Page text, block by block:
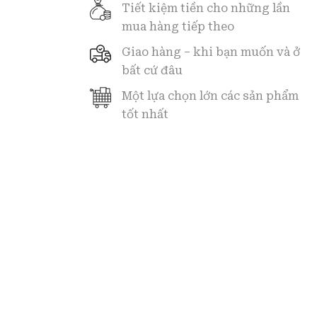
Tiết kiệm tiền cho những lần
mua hàng tiếp theo
Giao hàng – khi bạn muốn và ở
bất cứ đâu
Một lựa chọn lớn các sản phẩm
tốt nhất